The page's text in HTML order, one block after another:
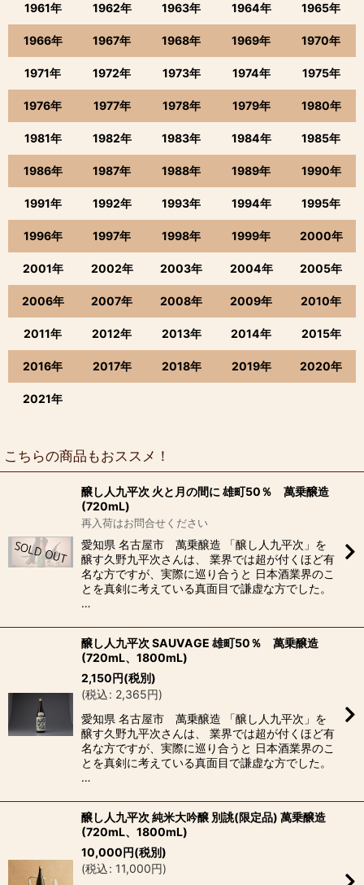
1961年 1962年 1963年 1964年 1965年
1966年 1967年 1968年 1969年 1970年
1971年 1972年 1973年 1974年 1975年
1976年 1977年 1978年 1979年 1980年
1981年 1982年 1983年 1984年 1985年
1986年 1987年 1988年 1989年 1990年
1991年 1992年 1993年 1994年 1995年
1996年 1997年 1998年 1999年 2000年
2001年 2002年 2003年 2004年 2005年
2006年 2007年 2008年 2009年 2010年
2011年 2012年 2013年 2014年 2015年
2016年 2017年 2018年 2019年 2020年
2021年
こちらの商品もおススメ！
醸し人九平次 火と月の間に 雄町50％ 萬乗醸造
(720mL)
再入荷はお問合せください
愛知県 名古屋市 萬乗醸造 「醸し人九平次」を
醸す久野九平次さんは、 業界では超が付くほど有
名な方ですが、実際に巡り合うと 日本酒業界のこ
とを真剣に考えている真面目で謙虚な方でした。
…
醸し人九平次 SAUVAGE 雄町50％ 萬乗醸造
(720mL、1800mL)
2,150円(税別)
(税込: 2,365円)
愛知県 名古屋市 萬乗醸造 「醸し人九平次」を
醸す久野九平次さんは、 業界では超が付くほど有
名な方ですが、実際に巡り合うと 日本酒業界のこ
とを真剣に考えている真面目で謙虚な方でした。
…
醸し人九平次 純米大吟醸 別誂(限定品) 萬乗醸造
(720mL、1800mL)
10,000円(税別)
(税込: 11,000円)